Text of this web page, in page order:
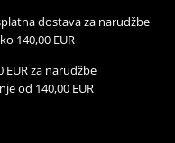
dostava za narudžbe
140,00 EUR
EUR za narudžbe
od 140,00 EUR